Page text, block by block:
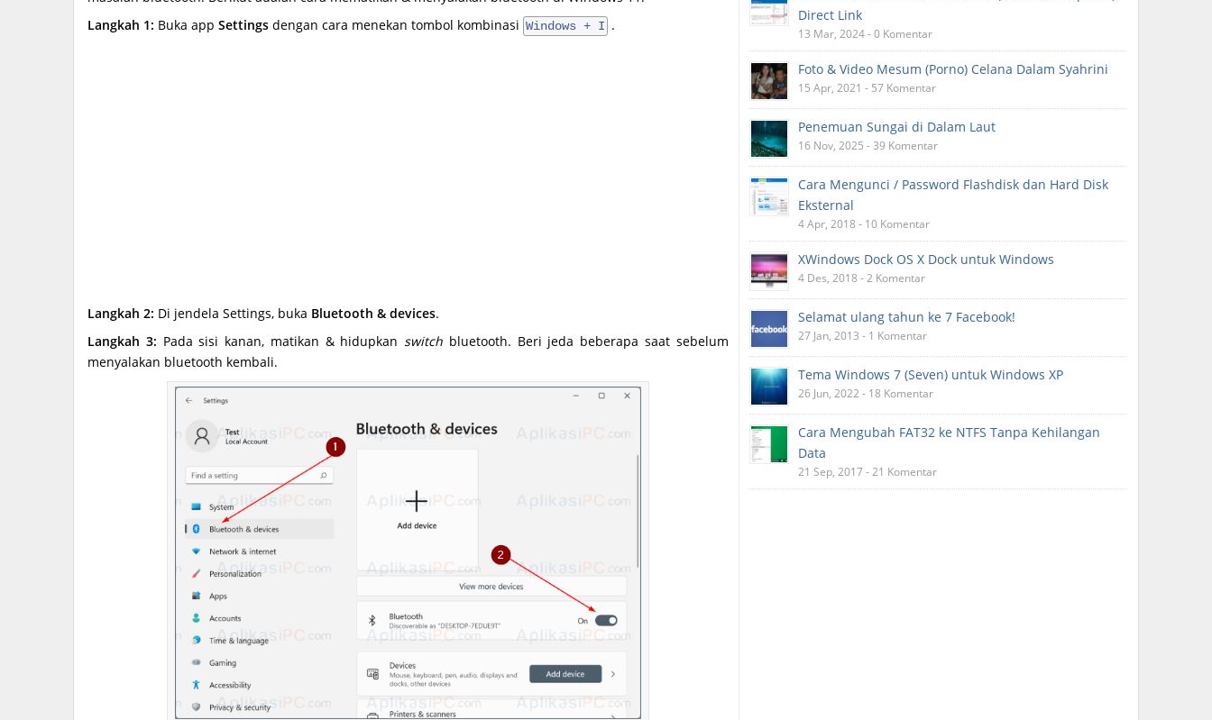
Langkah 1: Buka app Settings dengan cara menekan tombol kombinasi Windows + I .
Langkah 2: Di jendela Settings, buka Bluetooth & devices.
Langkah 3: Pada sisi kanan, matikan & hidupkan switch bluetooth. Beri jeda beberapa saat sebelum
menyalakan bluetooth kembali.
Direct Link
13 Mar, 2024 - 0 Komentar
Foto & Video Mesum (Porno) Celana Dalam Syahrini
15 Apr, 2021 - 57 Komentar
Penemuan Sungai di Dalam Laut
16 Nov, 2025 - 39 Komentar
Cara Mengunci / Password Flashdisk dan Hard Disk
Eksternal
4 Apr, 2018 - 10 Komentar
XWindows Dock OS X Dock untuk Windows
4 Des, 2018 - 2 Komentar
Selamat ulang tahun ke 7 Facebook!
27 Jan, 2013 - 1 Komentar
Tema Windows 7 (Seven) untuk Windows XP
26 Jun, 2022 - 18 Komentar
Cara Mengubah FAT32 ke NTFS Tanpa Kehilangan
Data
21 Sep, 2017 - 21 Komentar